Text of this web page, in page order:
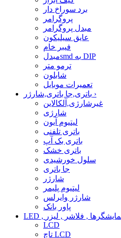
برد سوراخ دار
پروگرامر
مبدل پروگرامر
عایق سیلیکون
فیبر خام
مبدلsmd به DIP
ترمو متر
شابلون
تعمیرات موبایل
›
غیرشارژی,آلکالاین
شارژی
لیتیوم آیون
باتری تلفنی
باتری بک آپ
باتری خشک
سلول خورشیدی
جا باتری
شارژر
لیتیوم پلیمر
شارژر وایرلس
پاور بانک
LCD
تاچ LCD